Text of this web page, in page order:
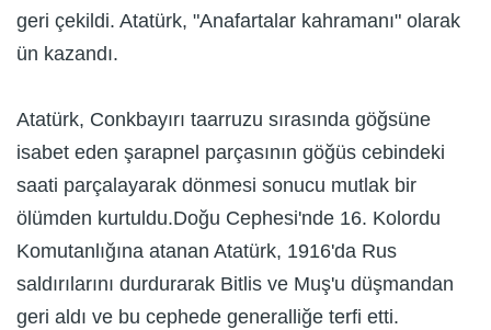
geri çekildi. Atatürk, "Anafartalar kahramanı" olarak
ün kazandı.
Atatürk, Conkbayırı taarruzu sırasında göğsüne
isabet eden şarapnel parçasının göğüs cebindeki
saati parçalayarak dönmesi sonucu mutlak bir
ölümden kurtuldu.Doğu Cephesi'nde 16. Kolordu
Komutanlığına atanan Atatürk, 1916'da Rus
saldırılarını durdurarak Bitlis ve Muş'u düşmandan
geri aldı ve bu cephede generalliğe terfi etti.